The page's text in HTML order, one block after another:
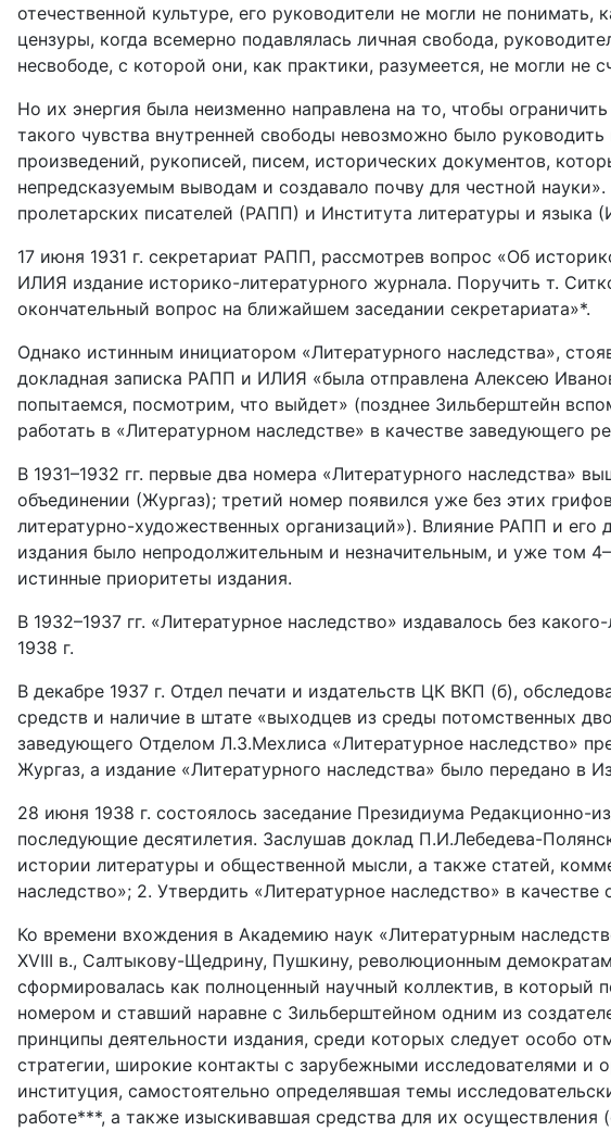
отечественной культуре, его руководители не могли не
цензуры, когда всемерно подавлялась личная свобода,
несвободе, с которой они, как практики, разумеется, не могли не
Но их энергия была неизменно направлена на то, чтобы
такого чувства внутренней свободы невозможно было
произведений, рукописей, писем, исторических документов,
непредсказуемым выводам и создавало почву для честной
пролетарских писателей (РАПП) и Института литературы и
17 июня 1931 г. секретариат РАПП, рассмотрев вопрос «Об
ИЛИЯ издание историко-литературного журнала. Поручить т.
окончательный вопрос на ближайшем заседании секретариата»*.
Однако истинным инициатором «Литературного наследства»,
докладная записка РАПП и ИЛИЯ «была отправлена Алексею
попытаемся, посмотрим, что выйдет» (позднее Зильберштейн
работать в «Литературном наследстве» в качестве заведующего
В 1931–1932 гг. первые два номера «Литературного
объединении (Жургаз); третий номер появился уже без этих
литературно-художественных организаций»). Влияние РАПП и его
издания было непродолжительным и незначительным, и уже том
истинные приоритеты издания.
В 1932–1937 гг. «Литературное наследство» издавалось без
1938 г.
В декабре 1937 г. Отдел печати и издательств ЦК ВКП (б),
средств и наличие в штате «выходцев из среды потомственных
заведующего Отделом Л.З.Мехлиса «Литературное наследство»
Жургаз, а издание «Литературного наследства» было передано в
28 июня 1938 г. состоялось заседание Президиума Редакционно-
последующие десятилетия. Заслушав доклад П.И.Лебедева-
истории литературы и общественной мысли, а также статей,
наследство»; 2. Утвердить «Литературное наследство» в
Ко времени вхождения в Академию наук «Литературным
XVIII в., Салтыкову-Щедрину, Пушкину, революционным
сформировалась как полноценный научный коллектив, в
номером и ставший наравне с Зильберштейном одним из
принципы деятельности издания, среди которых следует особо
стратегии, широкие контакты с зарубежными исследователями и
институция, самостоятельно определявшая темы
работе***, а также изыскивавшая средства для их